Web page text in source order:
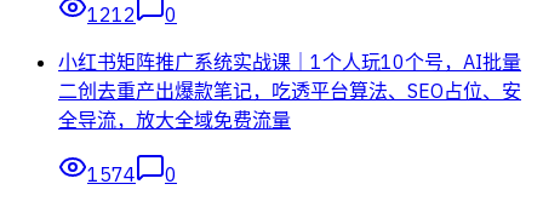
1212
0
小红书矩阵推广系统实战课｜1个人玩10个号，AI批量
二创去重产出爆款笔记，吃透平台算法、SEO占位、安
全导流，放大全域免费流量
1574
0